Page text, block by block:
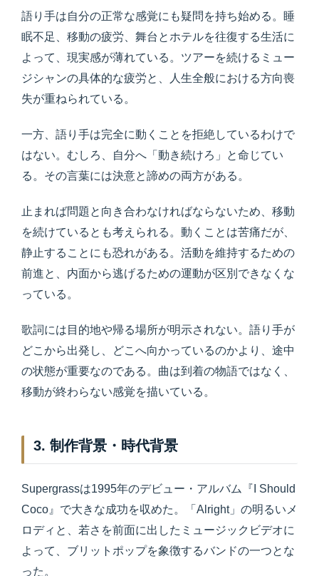
語り手は自分の正常な感覚にも疑問を持ち始める。睡
眠不足、移動の疲労、舞台とホテルを往復する生活に
よって、現実感が薄れている。ツアーを続けるミュー
ジシャンの具体的な疲労と、人生全般における方向喪
失が重ねられている。
一方、語り手は完全に動くことを拒絶しているわけで
はない。むしろ、自分へ「動き続けろ」と命じてい
る。その言葉には決意と諦めの両方がある。
止まれば問題と向き合わなければならないため、移動
を続けているとも考えられる。動くことは苦痛だが、
静止することにも恐れがある。活動を維持するための
前進と、内面から逃げるための運動が区別できなくな
っている。
歌詞には目的地や帰る場所が明示されない。語り手が
どこから出発し、どこへ向かっているのかより、途中
の状態が重要なのである。曲は到着の物語ではなく、
移動が終わらない感覚を描いている。
3. 制作背景・時代背景
Supergrassは1995年のデビュー・アルバム『I Should
Coco』で大きな成功を収めた。「Alright」の明るいメ
ロディと、若さを前面に出したミュージックビデオに
よって、ブリットポップを象徴するバンドの一つとな
った。